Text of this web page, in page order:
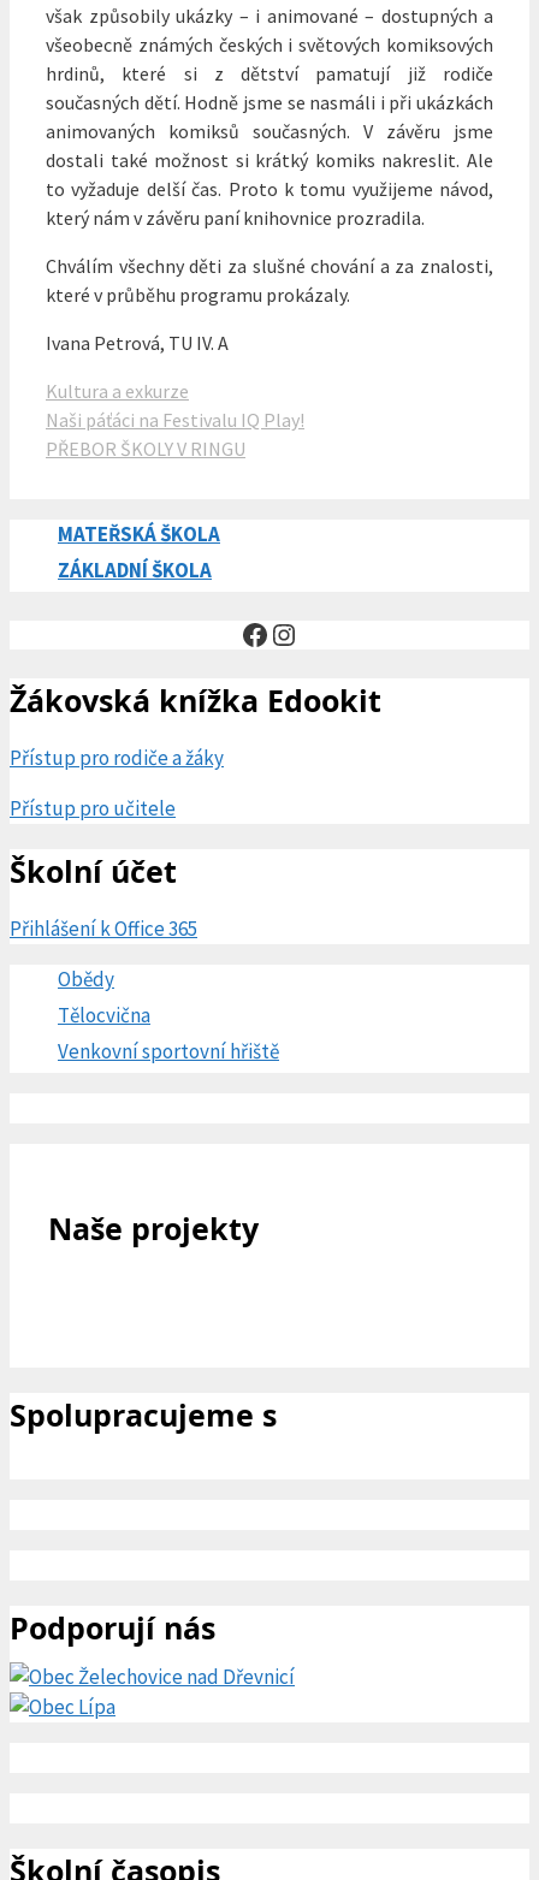
však způsobily ukázky – i animované – dostupných a
všeobecně známých českých i světových komiksových
hrdinů, které si z dětství pamatují již rodiče
současných dětí. Hodně jsme se nasmáli i při ukázkách
animovaných komiksů současných. V závěru jsme
dostali také možnost si krátký komiks nakreslit. Ale
to vyžaduje delší čas. Proto k tomu využijeme návod,
který nám v závěru paní knihovnice prozradila.
Chválím všechny děti za slušné chování a za znalosti,
které v průběhu programu prokázaly.
Ivana Petrová, TU IV. A
Rubriky
Kultura a exkurze
Naši páťáci na Festivalu IQ Play!
PŘEBOR ŠKOLY V RINGU
MATEŘSKÁ ŠKOLA
ZÁKLADNÍ ŠKOLA
Facebook
Instagram
Žákovská knížka Edookit
Přístup pro rodiče a žáky
Přístup pro učitele
Školní účet
Přihlášení k Office 365
Obědy
Tělocvična
Venkovní sportovní hřiště
Naše projekty
Spolupracujeme s
Podporují nás
Školní časopis